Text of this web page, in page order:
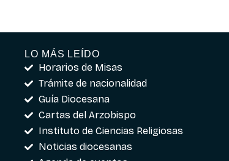
LO MÁS LEÍDO
Horarios de Misas
Trámite de nacionalidad
Guía Diocesana
Cartas del Arzobispo
Instituto de Ciencias Religiosas
Noticias diocesanas